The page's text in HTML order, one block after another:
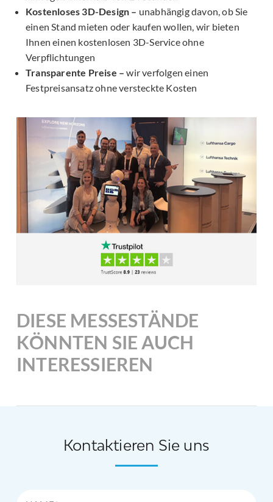
Kostenloses 3D-Design – unabhängig davon, ob Sie
einen Stand mieten oder kaufen wollen, wir bieten
Ihnen einen kostenlosen 3D-Service ohne
Verpflichtungen
Transparente Preise – wir verfolgen einen
Festpreisansatz ohne versteckte Kosten
DIESE MESSESTÄNDE
KÖNNTEN SIE AUCH
INTERESSIEREN
Kontaktieren Sie uns